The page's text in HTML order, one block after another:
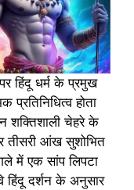
हिंदू धर्म के प्रमुख
होता
शक्तिशाली चेहरे के
तीसरी आंख सुशोभित
में एक सांप लिपटा
दर्शन के अनुसार